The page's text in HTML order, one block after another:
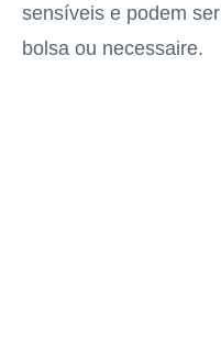
sensíveis e podem
bolsa ou necessaire.